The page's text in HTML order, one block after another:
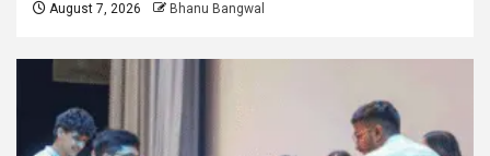
August 7, 2026 Bhanu Bangwal